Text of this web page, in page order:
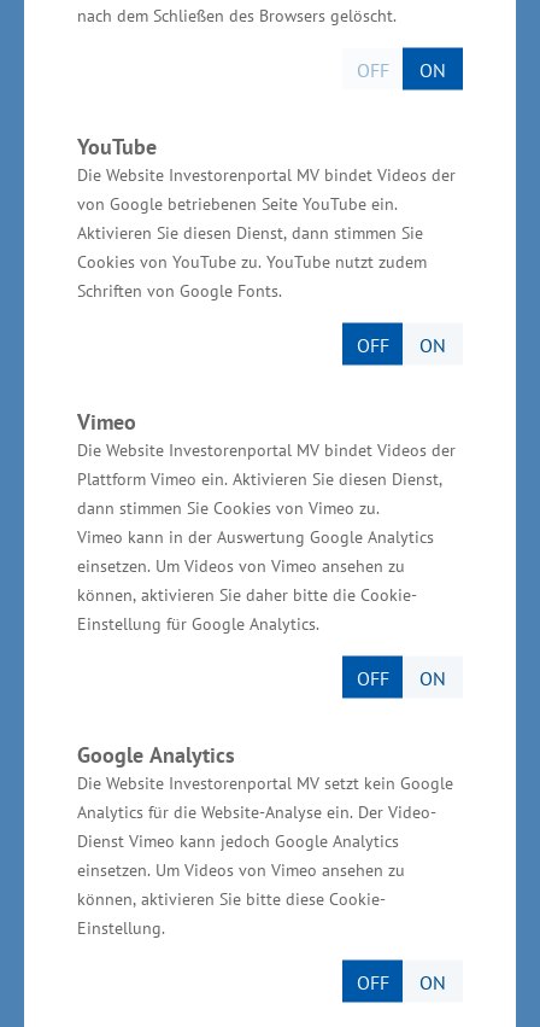
nach dem Schließen des Browsers gelöscht.
OFF ON
YouTube
Die Website Investorenportal MV bindet Videos der
von Google betriebenen Seite YouTube ein.
Aktivieren Sie diesen Dienst, dann stimmen Sie
Cookies von YouTube zu. YouTube nutzt zudem
Schriften von Google Fonts.
OFF ON
Vimeo
Die Website Investorenportal MV bindet Videos der
Plattform Vimeo ein. Aktivieren Sie diesen Dienst,
dann stimmen Sie Cookies von Vimeo zu.
Vimeo kann in der Auswertung Google Analytics
einsetzen. Um Videos von Vimeo ansehen zu
können, aktivieren Sie daher bitte die Cookie-
Einstellung für Google Analytics.
OFF ON
Google Analytics
Die Website Investorenportal MV setzt kein Google
Analytics für die Website-Analyse ein. Der Video-
Dienst Vimeo kann jedoch Google Analytics
einsetzen. Um Videos von Vimeo ansehen zu
können, aktivieren Sie bitte diese Cookie-
Einstellung.
OFF ON
eine Marketing-Kooperation abgeschlossen. Am
Wochenende hingegen erkundigten sich die
Gäste nach konkreten Gesundheitsangeboten“,
„Gesundes MV“ beim Landestourismusverband.
Weitere Informationen: www.gesundes-mv.de
ITB-Präsentation mit nachhaltigem Ansatz
Darüber hinaus zog sich das Thema
Nachhaltigkeit wie ein roter Faden durch die
Landespräsentation. Zahlreiche Gastgeber
haben sich in Mecklenburg-Vorpommern einem
ressourcenschonenden Ansatz verschrieben und
reagieren damit nicht zuletzt auf eine
wachsende Klientel, die bewusster reisen
möchte. Auf der ITB Berlin präsentierte sich
Mecklenburg-Vorpommern mit einem
nachhaltigen Messestand
einer als nachhaltig zertifizierten
Messebaufirma, Projekt RK aus Rostock,
produziert und errichtet. Zudem wurden
Werbematerialien, die am Messestand gezeigt
wurden, durch Digitalvarianten ergänzt. In
Halle 4.1 am Stand 110 wurden zudem
nachhaltige Angebote aus Mecklenburg-